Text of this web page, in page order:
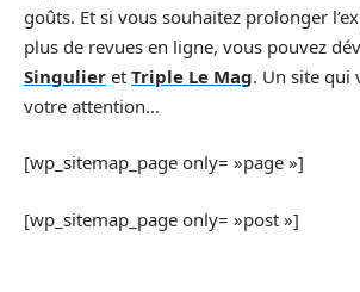
goûts. Et si vous souhaitez prolonger
plus de revues en ligne, vous pouvez
Singulier et Triple Le Mag. Un site qui
votre attention…
[wp_sitemap_page only= »page »]
[wp_sitemap_page only= »post »]